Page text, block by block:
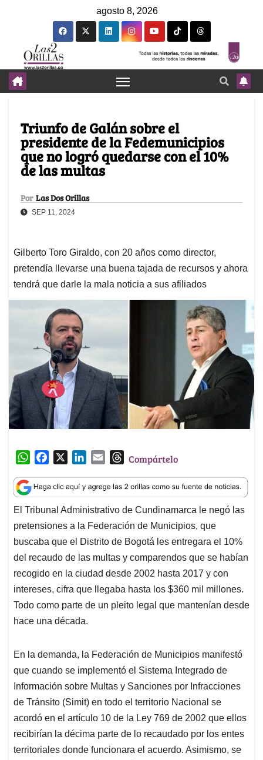
agosto 8, 2026
Triunfo de Galán sobre el
presidente de la Fedemunicipios
que no logró quedarse con el 10%
de las multas
Por Las Dos Orillas
SEP 11, 2024
Gilberto Toro Giraldo, con 20 años como director,
pretendía llevarse una buena tajada de recursos y ahora
tendrá que darle la mala noticia a sus afiliados
W
a
t
s
A
p
p
c
e
b
o
o
k
n
k
e
d
I
n
a
i
l
T
r
e
a
d
s
Compártelo
El Tribunal Administrativo de Cundinamarca le negó las
pretensiones a la Federación de Municipios, que
buscaba que el Distrito de Bogotá les entregara el 10%
del recaudo de las multas y comparendos que se habían
recogido en la ciudad desde 2002 hasta 2017 y con
intereses, cifra que llegaba hasta los $360 mil millones.
Todo como parte de un pleito legal que mantenían desde
hace una década.
En la demanda, la Federación de Municipios manifestó
que cuando se implementó el Sistema Integrado de
Información sobre Multas y Sanciones por Infracciones
de Tránsito (Simit) en todo el territorio Nacional se
acordó en el artículo 10 de la Ley 769 de 2002 que ellos
recibirían la décima parte de lo recaudado por los entes
territoriales donde funcionara el acuerdo. Asimismo, se